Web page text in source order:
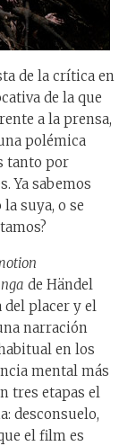
de la crítica en
de la que
a la prensa,
polémica
tanto por
Ya sabemos
suya, o se
de Händel
del placer y el
narración
en los
mental más
tres etapas el
desconsuelo,
el film es